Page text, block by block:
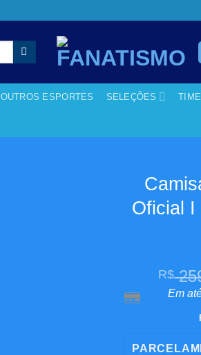
OUTROS ESPORTES SELEÇÕES
Oficial I
R$
Em